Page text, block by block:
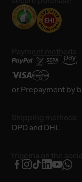
orPrepayment by
DPD and DHL